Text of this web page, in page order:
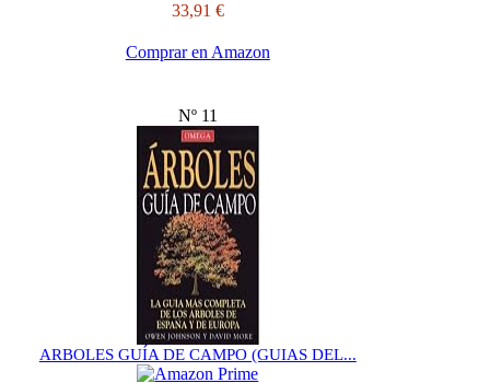
33,91 €
Comprar en Amazon
Nº 11
ARBOLES GUÍA DE CAMPO (GUIAS DEL...